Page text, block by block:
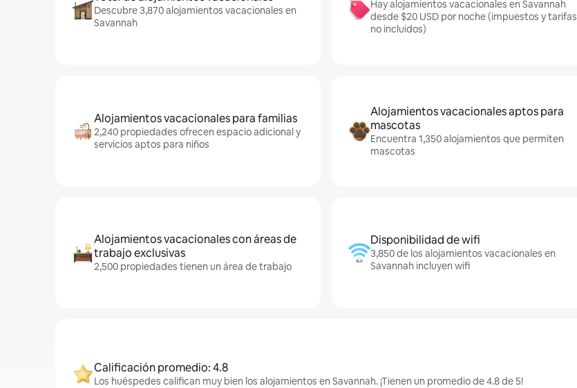
Descubre 3,870 alojamientos vacacionales en
Savannah
Hay alojamientos vacacionales en Savannah
desde $20 USD por noche (impuestos y tarifas
no incluidos)
Alojamientos vacacionales para familias
2,240 propiedades ofrecen espacio adicional y
servicios aptos para niños
Alojamientos vacacionales aptos para
mascotas
Encuentra 1,350 alojamientos que permiten
mascotas
Alojamientos vacacionales con áreas de
trabajo exclusivas
2,500 propiedades tienen un área de trabajo
Disponibilidad de wifi
3,850 de los alojamientos vacacionales en
Savannah incluyen wifi
Calificación promedio: 4.8
Los huéspedes califican muy bien los alojamientos en Savannah. ¡Tienen un promedio de 4.8 de 5!